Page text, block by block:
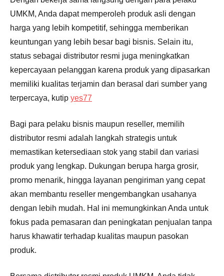
UMKM, Anda dapat memperoleh produk asli dengan
harga yang lebih kompetitif, sehingga memberikan
keuntungan yang lebih besar bagi bisnis. Selain itu,
status sebagai distributor resmi juga meningkatkan
kepercayaan pelanggan karena produk yang dipasarkan
memiliki kualitas terjamin dan berasal dari sumber yang
terpercaya, kutip yes77
Bagi para pelaku bisnis maupun reseller, memilih
distributor resmi adalah langkah strategis untuk
memastikan ketersediaan stok yang stabil dan variasi
produk yang lengkap. Dukungan berupa harga grosir,
promo menarik, hingga layanan pengiriman yang cepat
akan membantu reseller mengembangkan usahanya
dengan lebih mudah. Hal ini memungkinkan Anda untuk
fokus pada pemasaran dan peningkatan penjualan tanpa
harus khawatir terhadap kualitas maupun pasokan
produk.